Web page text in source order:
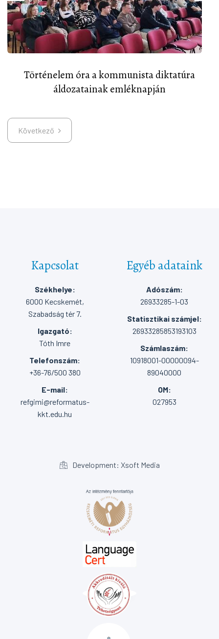
Történelem óra a kommunista diktatúra
áldozatainak emléknapján
Következő Következő
Kapcsolat
Székhelye:
6000 Kecskemét,
Szabadság tér 7.
Igazgató:
Tóth Imre
Telefonszám:
+36-76/500 380
E-mail:
refgimi@reformatus-
kkt.edu.hu
Egyéb adataink
Adószám:
26933285-1-03
Statisztikai számjel:
26933285853193103
Számlaszám:
10918001-00000094-
89040000
OM:
027953
Development: Xsoft Media